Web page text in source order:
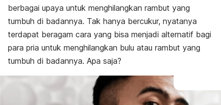
berbagai upaya untuk menghilangkan rambut yang
tumbuh di badannya. Tak hanya bercukur, nyatanya
terdapat beragam cara yang bisa menjadi alternatif bagi
para pria untuk menghilangkan bulu atau rambut yang
tumbuh di badannya. Apa saja?